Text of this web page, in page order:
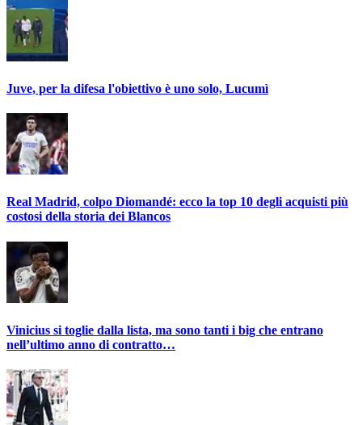
Juve, per la difesa l'obiettivo è uno solo, Lucumì
Real Madrid, colpo Diomandé: ecco la top 10 degli acquisti più
costosi della storia dei Blancos
Vinicius si toglie dalla lista, ma sono tanti i big che entrano
nell’ultimo anno di contratto…